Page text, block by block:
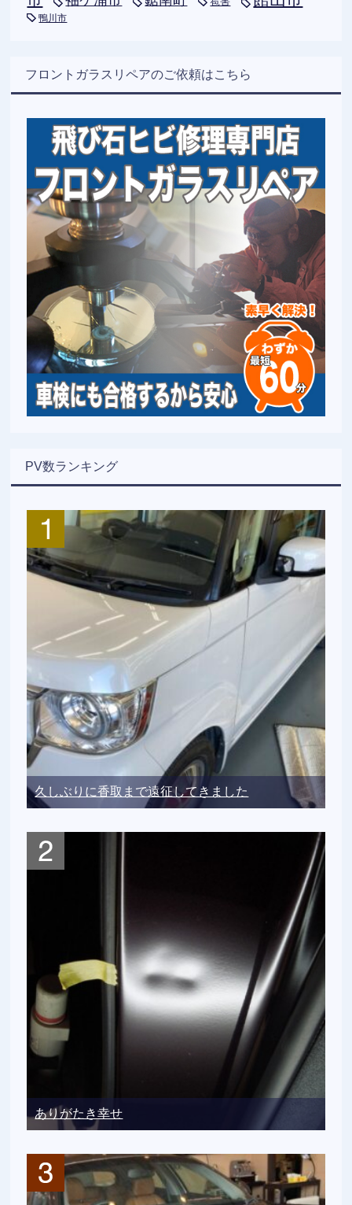
鴨川市
フロントガラスリペアのご依頼はこちら
PV数ランキング
久しぶりに香取まで遠征してきました
ありがたき幸せ